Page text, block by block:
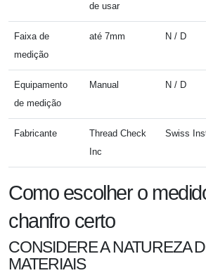
de usar
Faixa de
medição
até 7mm N / D
Equipamento
de medição
Manual N / D
Fabricante
Thread Check
Inc
Swiss
Como escolher o
chanfro certo
CONSIDERE A NATUREZA
MATERIAIS